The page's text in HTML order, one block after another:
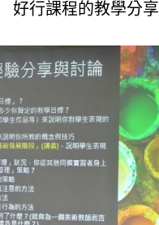
好行課程的教學分享